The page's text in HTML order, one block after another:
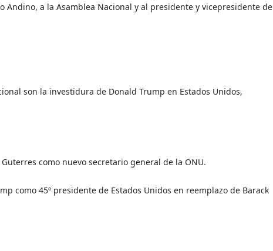
a la Asamblea Nacional y al presidente y vicepresidente de
son la investidura de Donald Trump en Estados Unidos,
como nuevo secretario general de la ONU.
como 45º presidente de Estados Unidos en reemplazo de Barack